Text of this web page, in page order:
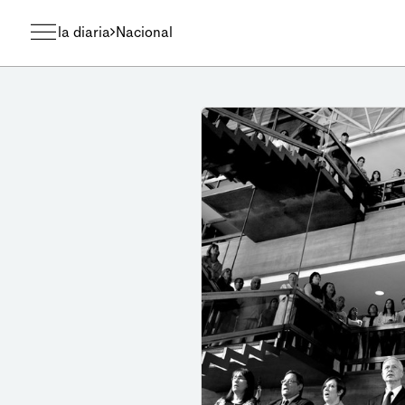
la diaria Nacional